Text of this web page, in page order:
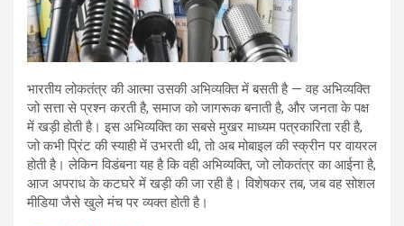
भारतीय लोकतंत्र की आत्मा उसकी अभिव्यक्ति में बसती है — वह अभिव्यक्ति
जो सत्ता से प्रश्न करती है, समाज को जागरूक बनाती है, और जनता के पक्ष
में खड़ी होती है। इस अभिव्यक्ति का सबसे मुखर माध्यम पत्रकारिता रही है,
जो कभी प्रिंट की स्याही में उभरती थी, तो अब मोबाइल की स्क्रीन पर वायरल
होती है। लेकिन विडंबना यह है कि वही अभिव्यक्ति, जो लोकतंत्र का आईना है,
आज अपराध के कटघरे में खड़ी की जा रही है। विशेषकर तब, जब वह सोशल
मीडिया जैसे खुले मंच पर व्यक्त होती है।